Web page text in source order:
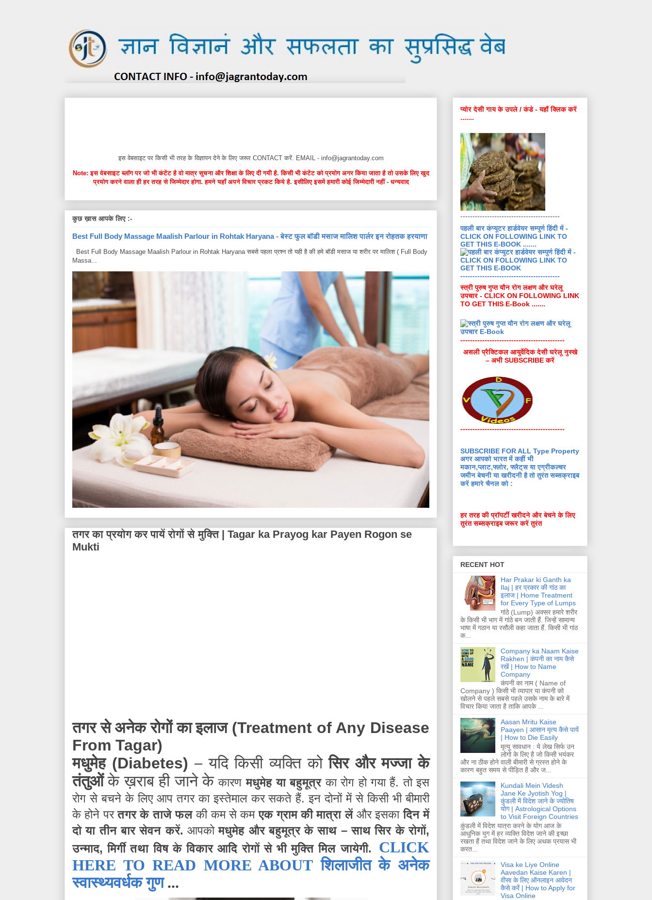
इस वेबसाइट पर किसी भी तरह के विज्ञापन देने के लिए जरूर CONTACT करें. EMAIL - info@jagrantoday.com
Note: इस वेबसाइट ब्लॉग पर जो भी कंटेंट है वो मात्र सुचना और शिक्षा के लिए दी गयी है. किसी भी कंटेंट को प्रयोग अगर किया जाता है तो उसके लिए खुद
प्रयोग करने वाला ही हर तरह से जिम्मेदार होगा. हमने यहाँ अपने विचार प्रकट किये है. इसीलिए इसमें हमारी कोई जिम्मेदारी नहीं - धन्यवाद
कुछ ख़ास आपके लिए :-
Best Full Body Massage Maalish Parlour in Rohtak Haryana - बेस्ट फुल बॉडी मसाज मालिश पार्लर इन रोहतक हरयाणा
Best Full Body Massage Maalish Parlour in Rohtak Haryana सबसे पहला प्रश्न तो यही है की हमे बॉडी मसाज या शरीर पर मालिश ( Full Body
Massa...
तगर का प्रयोग कर पायें रोगों से मुक्ति | Tagar ka Prayog kar Payen Rogon se
Mukti
तगर से अनेक रोगों का इलाज (Treatment of Any Disease
From Tagar)
मधुमेह (Diabetes)–यदि किसी व्यक्ति कोसिर और मज्जा के
तंतुओंके ख़राब ही जाने केकारणमधुमेह या बहुमूत्रका रोग हो गया हैं. तो इस
रोग से बचने के लिए आप तगर का इस्तेमाल कर सकते हैं. इन दोनों में से किसी भी बीमारी
के होने परतगर के ताजे फलकी कम से कमएक ग्राम की मात्रा लेंऔर इसकादिन में
दो या तीन बार सेवन करें. आपकोमधुमेह और बहुमूत्र के साथ – साथ सिर के रोगों,
उन्माद, मिर्गी तथा विष के विकार आदि रोगों से भी मुक्ति मिल जायेगी.
CLICK
HERE TO READ MORE ABOUTशिलाजीत के अनेक
स्वास्थ्यवर्धक गुण...
प्योर देसी गाय के उपले / कंडे - यहाँ क्लिक करें
.......
-----------------------------------------
पहली बार कंप्यूटर हार्डवेयर सम्पुर्ण हिंदी में -
CLICK ON FOLLOWING LINK TO
GET THIS E-BOOK .......
-----------------------------------------
स्त्री पुरुष गुप्त यौन रोग लक्षण और घरेलू
उपचार - CLICK ON FOLLOWING LINK
TO GET THIS E-Book .......
-------------------------------------------
असली प्रैक्टिकल आयुर्वेदिक देसी घरेलू नुस्खे
– अभी SUBSCRIBE करें
-------------------------------------------
SUBSCRIBE FOR ALL Type Property
अगर आपको भारत में कहीं भी
मकान,प्लाट,फ्लोर, फ्लैट्स या एग्रीकल्चर
जमीन बेचनी या खरीदनी है तो तुरंत सब्सक्राइब
करें हमारे चैनल को :
हर तरह की प्रॉपर्टी खरीदने और बेचने के लिए
तुरंत सब्सक्राइब जरूर करें तुरंत
RECENT HOT
Har Prakar ki Ganth ka
Ilaj | हर प्रकार की गांठ का
इलाज | Home Treatment
for Every Type of Lumps
गांठे (Lump) अक्सर हमारे शरीर
के किसी भी भाग में गांठे बन जाती हैं. जिन्हें सामान्य
भाषा में गठान या रसौली कहा जाता हैं. किसी भी गांठ
क...
Company ka Naam Kaise
Rakhen | कंपनी का नाम कैसे
रखें | How to Name
Company
कंपनी का नाम ( Name of
Company ) किसी भी व्यापार या कंपनी को
खोलने से पहले सबसे पहले उसके नाम के बारे में
विचार किया जाता है ताकि आपके ...
Aasan Mritu Kaise
Paayen | आसान मृत्य कैसे पायें
| How to Die Easily
मृत्यु सावधान : ये लेख सिर्फ उन
लोगो के लिए है जो किसी भयंकर
और ना ठीक होने वाली बीमारी से ग्रस्त होने के
कारण बहुत समय से पीड़ित है और ज...
Kundali Mein Videsh
Jane Ke Jyotish Yog |
कुंडली में विदेश जाने के ज्योतिष
योग | Astrological Options
to Visit Foreign Countries
कुंडली में विदेश यात्रा करने के योग आज के
आधुनिक युग में हर व्यक्ति विदेश जाने की इच्छा
रखता हैं तथा विदेश जाने के लिए अथक प्रयास भी
करत...
Visa ke Liye Online
Aavedan Kaise Karen |
वीसा के लिए ऑनलाइन आवेदन
कैसे करें | How to Apply for
Visa Online